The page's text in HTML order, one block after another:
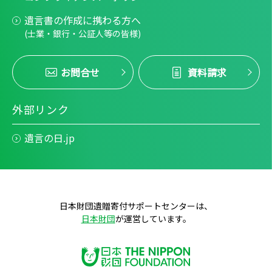
遺言書の作成に携わる方へ
(士業・銀行・公証人等の皆様)
お問合せ 資料請求
外部リンク
遺言の日.jp
日本財団遺贈寄付サポートセンターは、
日本財団が運営しています。